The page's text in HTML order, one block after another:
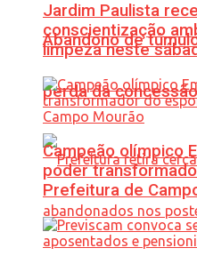
Abandono de
perda da
Jardim Paulista
conscientização
limpeza neste
Campeão olímpico
poder
Prefeitura de